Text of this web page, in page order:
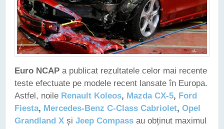
Euro NCAP a publicat rezultatele celor mai recente
teste efectuate pe modele recent lansate în Europa.
Astfel, noile Renault Koleos, Mazda CX-5, Ford
Fiesta, Mercedes-Benz C-Class Cabriolet, Opel
Grandland X și Jeep Compass au obținut maximul